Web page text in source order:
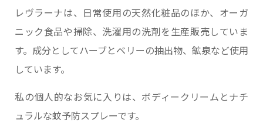
レヴラーナは、日常使用の天然化粧品のほか、オーガ
ニック食品や掃除、洗濯用の洗剤を生産販売していま
す。成分としてハーブとベリーの抽出物、鉱泉など使用
しています。
私の個人的なお気に入りは、ボディークリームとナチ
ュラルな蚊予防スプレーです。